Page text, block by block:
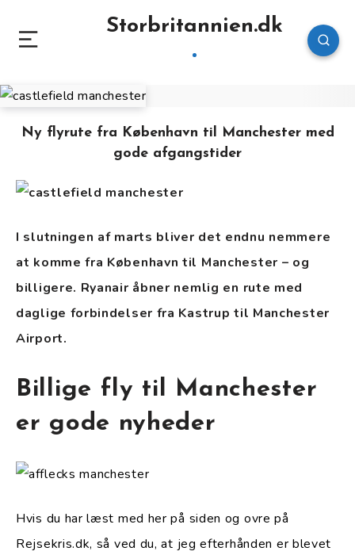
Storbritannien.dk
Ny flyrute fra København til Manchester med
gode afgangstider
I slutningen af marts bliver det endnu nemmere
at komme fra København til Manchester – og
billigere. Ryanair åbner nemlig en rute med
daglige forbindelser fra Kastrup til Manchester
Airport.
Billige fly til Manchester
er gode nyheder
Hvis du har læst med her på siden og ovre på
Rejsekris.dk, så ved du, at jeg efterhånden er blevet